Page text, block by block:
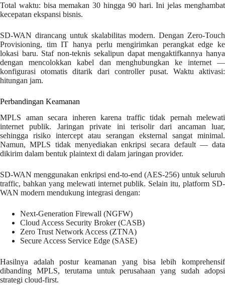
Total waktu: bisa memakan 30 hingga 90 hari. Ini jelas menghambat
kecepatan ekspansi bisnis.
SD-WAN dirancang untuk skalabilitas modern. Dengan Zero-Touch
Provisioning, tim IT hanya perlu mengirimkan perangkat edge ke
lokasi baru. Staf non-teknis sekalipun dapat mengaktifkannya hanya
dengan mencolokkan kabel dan menghubungkan ke internet —
konfigurasi otomatis ditarik dari controller pusat. Waktu aktivasi:
hitungan jam.
Perbandingan Keamanan
MPLS aman secara inheren karena traffic tidak pernah melewati
internet publik. Jaringan private ini terisolir dari ancaman luar,
sehingga risiko intercept atau serangan eksternal sangat minimal.
Namun, MPLS tidak menyediakan enkripsi secara default — data
dikirim dalam bentuk plaintext di dalam jaringan provider.
SD-WAN menggunakan enkripsi end-to-end (AES-256) untuk seluruh
traffic, bahkan yang melewati internet publik. Selain itu, platform SD-
WAN modern mendukung integrasi dengan:
Next-Generation Firewall (NGFW)
Cloud Access Security Broker (CASB)
Zero Trust Network Access (ZTNA)
Secure Access Service Edge (SASE)
Hasilnya adalah postur keamanan yang bisa lebih komprehensif
dibanding MPLS, terutama untuk perusahaan yang sudah adopsi
strategi cloud-first.